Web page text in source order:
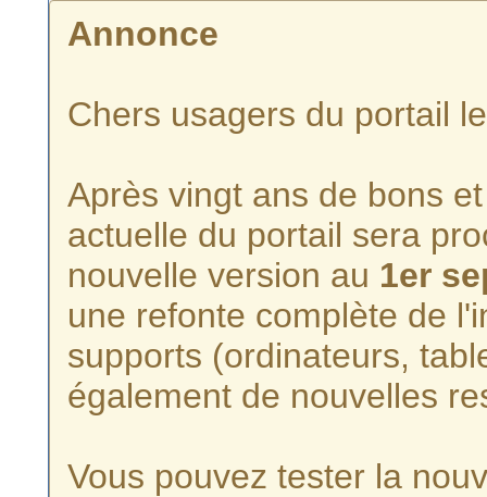
Annonce
Chers usagers du portail
Après vingt ans de bons
actuelle du portail sera
nouvelle version au 1er
une refonte complète de
supports (ordinateurs,
également de nouvelles
Vous pouvez tester la